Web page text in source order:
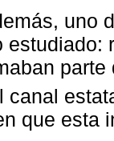
uno
canal
que esta